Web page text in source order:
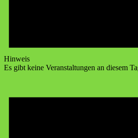
Hinweis
Es gibt keine Veranstaltungen an diesem